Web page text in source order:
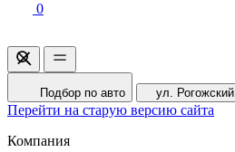
0
Подбор по авто ул.
Перейти на старую версию сайта
Компания